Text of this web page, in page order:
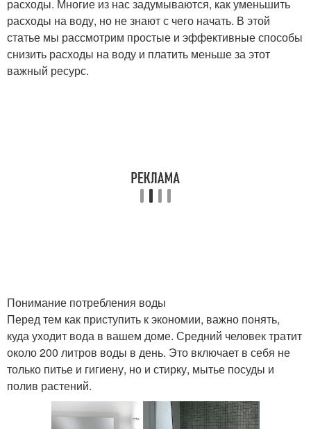
расходы. Многие из нас задумываются, как уменьшить
расходы на воду, но не знают с чего начать. В этой
статье мы рассмотрим простые и эффективные способы
снизить расходы на воду и платить меньше за этот
важный ресурс.
Понимание потребления воды
Перед тем как приступить к экономии, важно понять,
куда уходит вода в вашем доме. Средний человек тратит
около 200 литров воды в день. Это включает в себя не
только питье и гигиену, но и стирку, мытье посуды и
полив растений.